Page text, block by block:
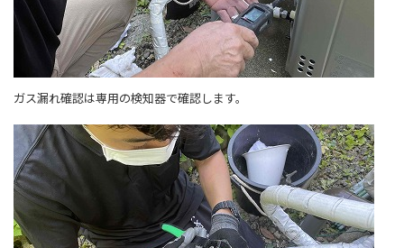
ガス漏れ確認は専用の検知器で確認します。